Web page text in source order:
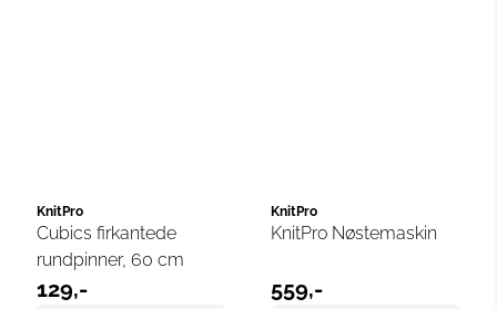
KnitPro
Cubics firkantede
rundpinner, 60 cm
129,-
KnitPro
KnitPro Nøstemaskin
559,-